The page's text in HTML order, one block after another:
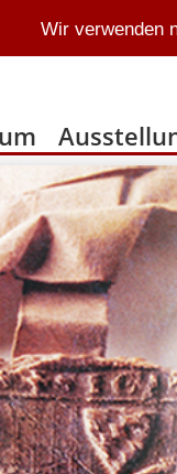
Wir verwenden